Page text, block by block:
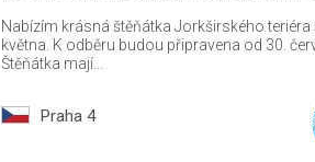
Nabízím krásná štěňátka Jorkširského teriéra
května. K odběru budou připravena od 30.
Štěňátka mají...
Praha 4